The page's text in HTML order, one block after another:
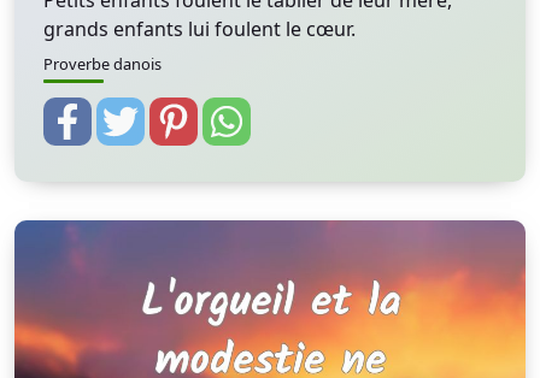
grands enfants lui foulent le cœur.
Proverbe danois